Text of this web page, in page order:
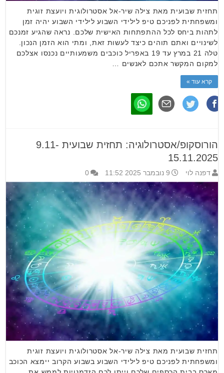
תחזית שבועית מאת צילה שיר-אל אסטרולוגית ויועצת זוגית
ומשפחתית לפניכם טיפ לילידי השבוע לילידי השבוע יהיה זמן
לתהות ביחס לכל ההתפתחות האישית שלכם. נראה שהגיע זמנכם
לשינויים ואתם תוהים כיצד לעשות זאת, ומתי הוא הזמן הנכון.
טלה 21 במרץ עד 19 באפריל כוכבים משמעותיים נכנסו אצלכם
למקום המקשר אתכם לאנשים …
קרא עוד »
הורוסקופ/אסטרולוגיה: תחזית שבועית 9.11-
15.11.2025
דפנה לוי 9 נובמבר 2025 11:52 0
תחזית שבועית מאת צילה שיר-אל אסטרולוגית ויועצת זוגית
ומשפחתית לפניכם טיפ לילידי השבוע בשבוע הקרוב יימצא הכוכב